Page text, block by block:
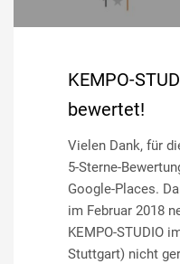
KEMPO-
bewertet!
Vielen Dank, für
5-Sterne-
Google-Places.
im Februar 2018
KEMPO-STUDIO
Stuttgart) nicht